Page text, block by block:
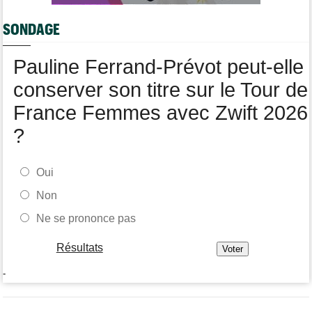
Oscar Onley fait coup double sur la 2e étape
Route
05/08
Tour de Pologne
Jamais 2 sans 3 pour Jonathan Milan, vainqueur de la 3e étape !
SONDAGE
Pauline Ferrand-Prévot peut-elle
conserver son titre sur le Tour de
France Femmes avec Zwift 2026
?
Oui
Non
Ne se prononce pas
Résultats
-